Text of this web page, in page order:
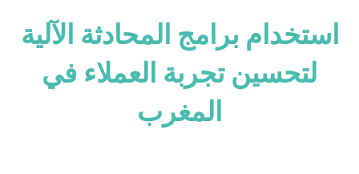
استخدام برامج المحادثة الآلية
لتحسين تجربة العملاء في
المغرب